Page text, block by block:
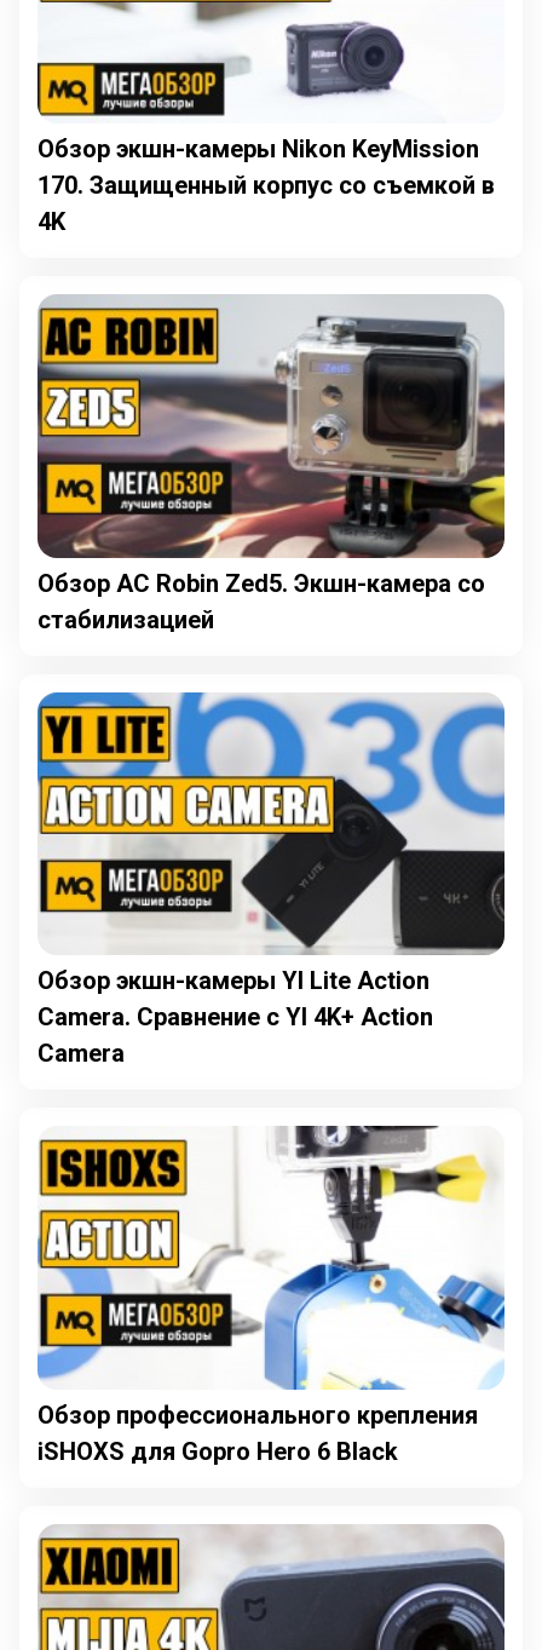
Обзор экшн-камеры Nikon KeyMission
170. Защищенный корпус со съемкой в
4K
Обзор AC Robin Zed5. Экшн-камера со
стабилизацией
Обзор экшн-камеры YI Lite Action
Camera. Сравнение с YI 4K+ Action
Camera
Обзор профессионального крепления
iSHOXS для Gopro Hero 6 Black